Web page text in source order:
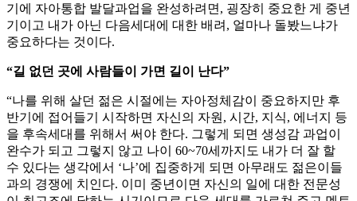
기에 자아통합 발달과업을 완성하려면, 굉장히 중요한 게 중년
기이고 내가 아닌 다음세대에 대한 배려, 얼마나 돌봤느냐가
중요하다는 것이다.
“길 없던 곳에 사람들이 가면 길이 난다”
“나를 위해 살던 젊은 시절에는 자아정체감이 중요하지만 후
반기에 접어들기 시작하면 자신의 자원, 시간, 지식, 에너지 등
을 후속세대를 위해서 써야 한다. 그렇게 되면 생성감 과업이
완수가 되고 그렇지 않고 나이 60~70세까지도 내가 더 잘 할
수 있다는 생각에서 ‘나’에 집중하게 되면 아무래도 젊은이들
과의 경쟁에 치인다. 이미 중년이면 자신의 일에 대한 전문성